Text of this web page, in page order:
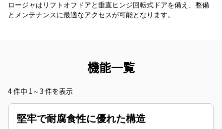
ロージャはリフトオフドアと垂直ヒンジ回転式ドアを備え、整備
とメンテナンスに最適なアクセスが可能となります。
機能一覧
4 件中 1～3 件を表示
堅牢で耐腐食性に優れた構造